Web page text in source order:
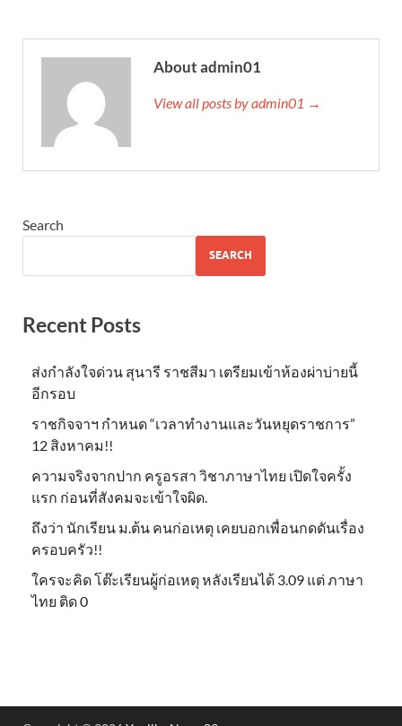
About admin01
View all posts by admin01 →
Search
SEARCH
Recent Posts
ส่งกำลังใจด่วน สุนารี ราชสีมา เตรียมเข้าห้องผ่าบ่ายนี้
อีกรอบ
ราชกิจจาฯ กำหนด “เวลาทำงานและวันหยุดราชการ”
12 สิงหาคม!!
ความจริงจากปาก ครูอรสา วิชาภาษาไทย เปิดใจครั้ง
แรก ก่อนที่สังคมจะเข้าใจผิด.
ถึงว่า นักเรียน ม.ต้น คนก่อเหตุ เคยบอกเพื่อนกดดันเรื่อง
ครอบครัว!!
ใครจะคิด โต๊ะเรียนผู้ก่อเหตุ หลังเรียนได้ 3.09 แต่ ภาษา
ไทย ติด 0